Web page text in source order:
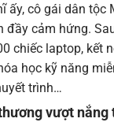
ấy, cô gái dân tộc
đầy cảm hứng.
chiếc laptop, kết
học kỹ năng
trình…
vượt nắng